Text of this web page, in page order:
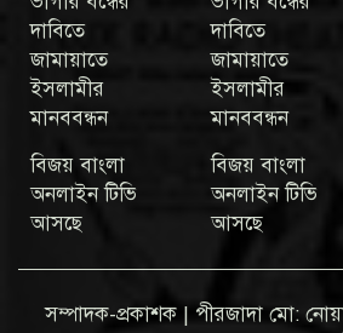
দাবিতে
জামায়াতে
ইসলামীর
মানববন্ধন
বিজয় বাংলা
অনলাইন টিভি
আসছে
দাবিতে
জামায়াতে
ইসলামীর
মানববন্ধন
বিজয় বাংলা
অনলাইন টিভি
আসছে
সম্পাদক-প্রকাশক | পীরজাদা মো: